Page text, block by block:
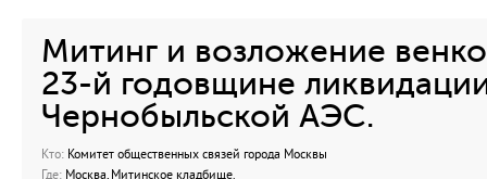
Митинг и возложение
23-й годовщине
Чернобыльской АЭС.
Кто: Комитет общественных связей города Москвы
Где: Москва, Митинское кладбище.